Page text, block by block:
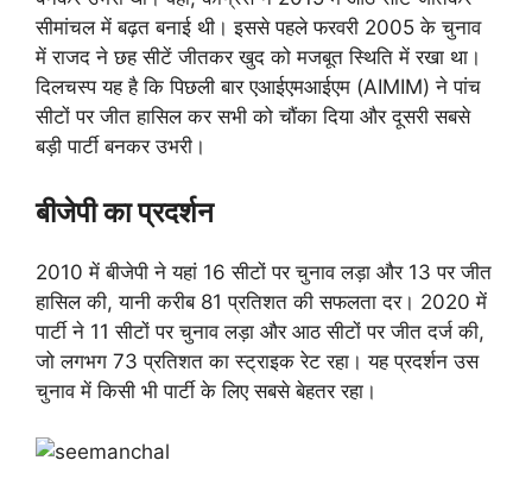
सीमांचल में बढ़त बनाई थी। इससे पहले फरवरी 2005 के चुनाव
में राजद ने छह सीटें जीतकर खुद को मजबूत स्थिति में रखा था।
दिलचस्प यह है कि पिछली बार एआईएमआईएम (AIMIM) ने पांच
सीटों पर जीत हासिल कर सभी को चौंका दिया और दूसरी सबसे
बड़ी पार्टी बनकर उभरी।
बीजेपी का प्रदर्शन
2010 में बीजेपी ने यहां 16 सीटों पर चुनाव लड़ा और 13 पर जीत
हासिल की, यानी करीब 81 प्रतिशत की सफलता दर। 2020 में
पार्टी ने 11 सीटों पर चुनाव लड़ा और आठ सीटों पर जीत दर्ज की,
जो लगभग 73 प्रतिशत का स्ट्राइक रेट रहा। यह प्रदर्शन उस
चुनाव में किसी भी पार्टी के लिए सबसे बेहतर रहा।